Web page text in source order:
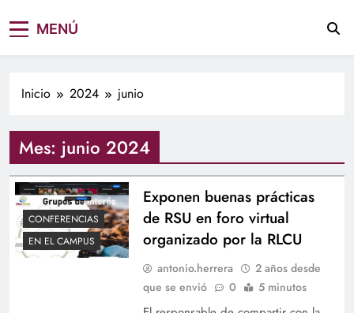
MENÚ
Inicio 2024 junio
Mes: junio 2024
CONFERENCIAS
EN EL CAMPUS
Exponen buenas prácticas
de RSU en foro virtual
organizado por la RLCU
antonio.herrera
2 años desde
que se envió
0 5 minutos